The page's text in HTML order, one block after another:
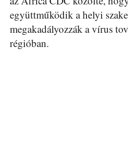
együttműködik a helyi
megakadályozzák a vírus
régióban.